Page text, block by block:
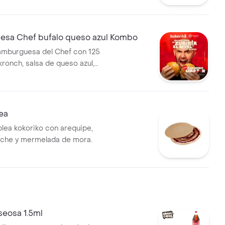
Chef bufalo queso azul Kombo
del Chef con 125
salsa de queso azul,
acompañada de 1 porc
kokoriko con arequipe,
y mermelada de mora.
1.5ml